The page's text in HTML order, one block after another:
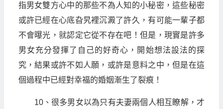
指男女雙方心中的那些不為人知的小秘密，這些秘密
或許已經在心底旮旯裡沉澱了許久，有可能一輩子都
不會曝光，就認定它從不存在吧！但是，現實是許多
男女充分發揮了自己的好奇心，開始想法設法的探
究，結果或許不如人願，或許是意料之中，但是在這
個過程中已經對幸福的婚姻漸生了裂痕！
10、很多男女以為只有夫妻兩個人相互瞭解，才